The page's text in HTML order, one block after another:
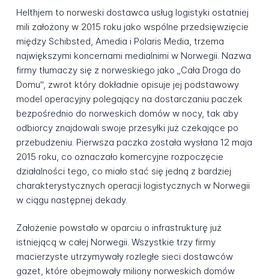
Helthjem to norweski dostawca usług logistyki ostatniej
mili założony w 2015 roku jako wspólne przedsięwzięcie
między Schibsted, Amedia i Polaris Media, trzema
największymi koncernami medialnimi w Norwegii. Nazwa
firmy tłumaczy się z norweskiego jako „Cała Droga do
Domu", zwrot który dokładnie opisuje jej podstawowy
model operacyjny polegający na dostarczaniu paczek
bezpośrednio do norweskich domów w nocy, tak aby
odbiorcy znajdowali swoje przesyłki już czekające po
przebudzeniu. Pierwsza paczka została wysłana 12 maja
2015 roku, co oznaczało komercyjne rozpoczęcie
działalności tego, co miało stać się jedną z bardziej
charakterystycznych operacji logistycznych w Norwegii
w ciągu następnej dekady.
Założenie powstało w oparciu o infrastrukturę już
istniejącą w całej Norwegii. Wszystkie trzy firmy
macierzyste utrzymywały rozległe sieci dostawców
gazet, które obejmowały miliony norweskich domów